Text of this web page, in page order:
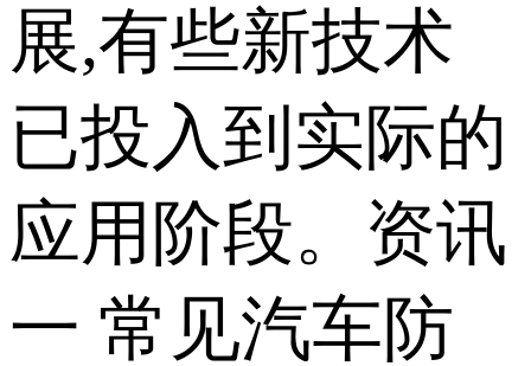
展,有些新技术
已投入到实际的
应用阶段。资讯
一 常见汽车防